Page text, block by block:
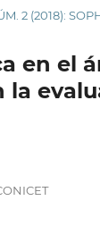
2 (2018):
en el
la